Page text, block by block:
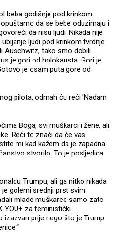
beba godišnje pod krinkom
da se bebe oduzimaju i
da nisu ljudi. Nikada nije
ljudi pod krinkom tvrdnje
Auschwitz, tako smo dobili
je gori od holokausta. Gori je.
je osam puta gore od
pilota, odmah ću reći 'Nadam
Boga, svi muškarci i žene, ali
Reći to znači da će vas
mi kad kažem da je zapadna
stvorilo. To je posljedica
Trumpu, ali ga nitko nikada
golemi srednji prst svim
mlade muškarce samo zato
YOU+ za feministički
izazvan prije nego što je Trump